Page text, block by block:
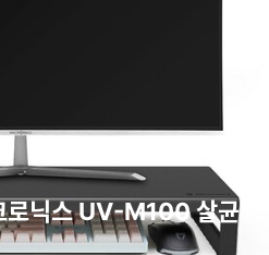
로닉스 UV-M100 살균